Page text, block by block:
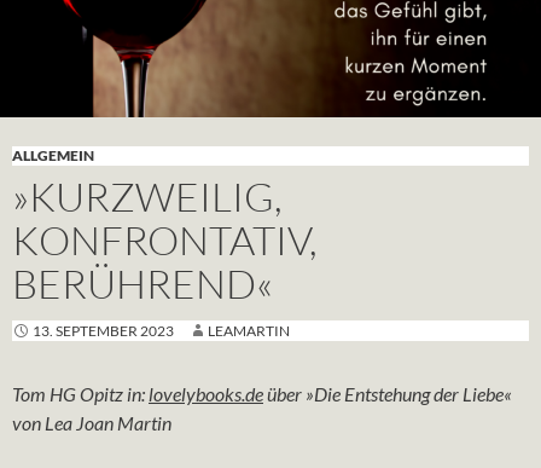
ALLGEMEIN
»KURZWEILIG,
KONFRONTATIV,
BERÜHREND«
13. SEPTEMBER 2023 LEAMARTIN
Tom HG Opitz in: lovelybooks.deüber »Die Entstehung der Liebe«
von Lea Joan Martin